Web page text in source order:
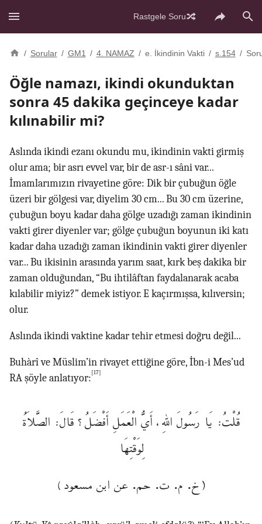
Rastgele Soru
/ Sorular / GM1 / 4. NAMAZ / e. İkindinin Vakti / s.154 /
Öğle namazı, ikindi okunduktan
sonra 45 dakika geçinceye kadar
kılınabilir mi?
Aslında ikindi ezanı okundu mu, ikindinin vakti girmiş
olur ama; bir asrı evvel var, bir de asr-ı sâni var...
İmamlarımızın rivayetine göre: Dik bir çubuğun öğle
üzeri bir gölgesi var, diyelim 30 cm... Bu 30 cm üzerine,
çubuğun boyu kadar daha gölge uzadığı zaman ikindinin
vakti girer diyenler var; gölge çubuğun boyunun iki katı
kadar daha uzadığı zaman ikindinin vakti girer diyenler
var... Bu ikisinin arasında yarım saat, kırk beş dakika bir
zaman olduğundan, “Bu ihtilâftan faydalanarak acaba
kılabilir miyiz?” demek istiyor. E kaçırmışsa, kılıversin;
olur.
Aslında ikindi vaktine kadar tehir etmesi doğru değil...
Buhàrî ve Müslim’in rivayet ettiğine göre, İbn-i Mes’ud
RA şöyle anlatıyor:[17]
قُلْتُ: يَا رَسُولَ اللهِ، أَيُّ الْعَمَلِ أَفْضَلُ؟ قَالَ: الصَّلاَةُ
لِوَقْتِهَا
(خ. م. ت. حم. عن ابن مسعود)